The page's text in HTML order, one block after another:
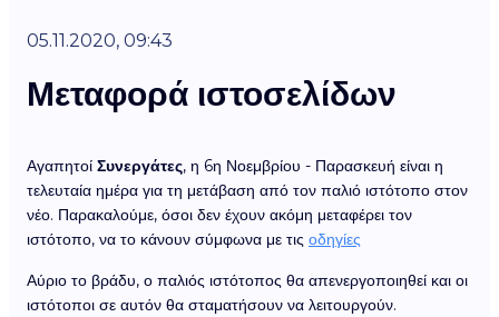
05.11.2020, 09:43
Μεταφορά ιστοσελίδων
Αγαπητοί Συνεργάτες, η 6η Νοεμβρίου - Παρασκευή είναι η
τελευταία ημέρα για τη μετάβαση από τον παλιό ιστότοπο στον
νέο. Παρακαλούμε, όσοι δεν έχουν ακόμη μεταφέρει τον
ιστότοπο, να το κάνουν σύμφωνα με τις οδηγίες
Αύριο το βράδυ, ο παλιός ιστότοπος θα απενεργοποιηθεί και οι
ιστότοποι σε αυτόν θα σταματήσουν να λειτουργούν.